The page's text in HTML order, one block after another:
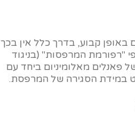
באופן קבוע, בדרך כלל אין בכך
"רפורמת המרפסות" (בניגוד
פאנלים מאלומיניום ביחד עם
במידת הסגירה של המרפסת.